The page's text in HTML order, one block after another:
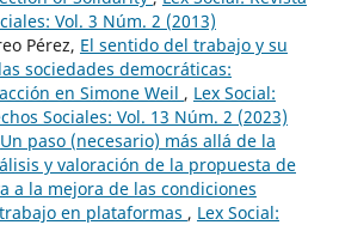
Vol. 3 Núm. 2 (2013)
Pérez, El sentido del trabajo y su
sociedades democráticas:
en Simone Weil , Lex Social:
Sociales: Vol. 13 Núm. 2 (2023)
Un paso (necesario) más allá de la
y valoración de la propuesta de
a la mejora de las condiciones
en plataformas , Lex Social: